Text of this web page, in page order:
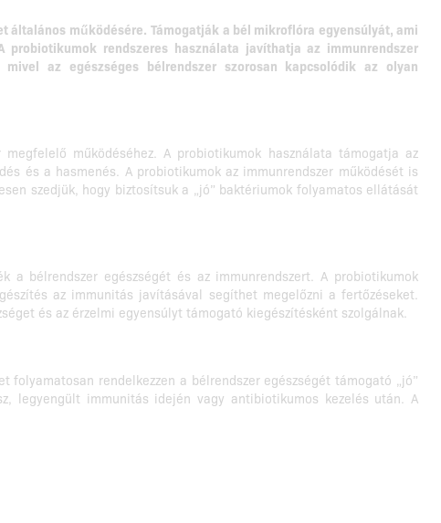
általános működésére. Támogatják a bél mikroflóra egyensúlyát, ami
probiotikumok rendszeres használata javíthatja az immunrendszer
az egészséges bélrendszer szorosan kapcsolódik az olyan
működéséhez. A probiotikumok használata támogatja az
és a hasmenés. A probiotikumok az immunrendszer működését is
szedjük, hogy biztosítsuk a „jó” baktériumok folyamatos ellátását
a bélrendszer egészségét és az immunrendszert. A probiotikumok
az immunitás javításával segíthet megelőzni a fertőzéseket.
és az érzelmi egyensúlyt támogató kiegészítésként szolgálnak.
rendelkezzen a bélrendszer egészségét támogató „jó”
legyengült immunitás idején vagy antibiotikumos kezelés után. A